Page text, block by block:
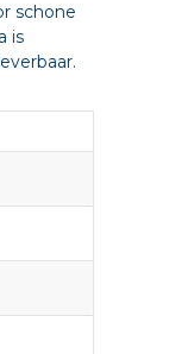
schone
is